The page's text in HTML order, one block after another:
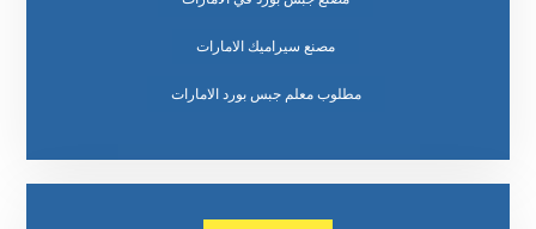
مصنع سيراميك الامارات
مطلوب معلم جبس بورد الامارات